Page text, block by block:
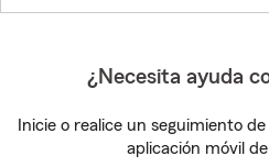
¿Necesita ayuda
Inicie o realice un seguimiento
aplicación móvil